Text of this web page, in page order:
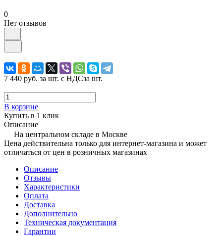
0
Нет отзывов
7 440 руб. за шт. с НДСза шт.
В корзине
Купить в 1 клик
Описание
На центральном складе в Москве
Цена действительна только для интернет-магазина и может
отличаться от цен в розничных магазинах
Описание
Отзывы
Характеристики
Оплата
Доставка
Дополнительно
Техническая документация
Гарантии